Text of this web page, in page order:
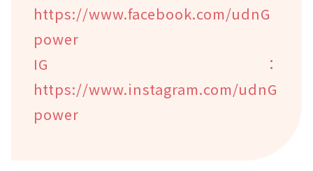
https://www.facebook.com/udnG
power
IG：
https://www.instagram.com/udnG
power